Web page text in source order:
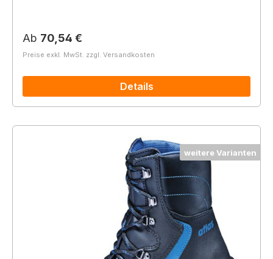
Regulärer Preis:
Ab 70,54 €
Preise exkl. MwSt. zzgl. Versandkosten
Details
weitere Varianten